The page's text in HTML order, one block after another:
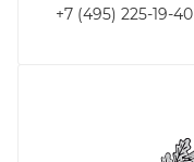
+7 (495) 225-19-40